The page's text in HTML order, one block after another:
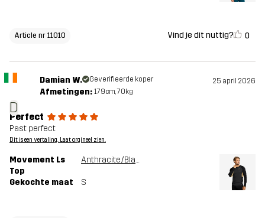
Article nr 11010 Vind je dit nuttig? 0
D
Damian W. Geverifieerde koper 25 april 2026
Afmetingen: 179cm, 70kg
Perfect
Past perfect
Dit is een vertaling. Laat orgineel zien.
Movement Ls
Top
Anthracite/Black
Gekochte maat S